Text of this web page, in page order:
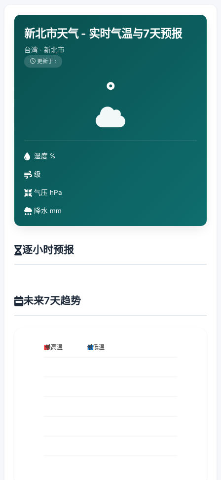
新北市天气 - 实时气温与7天预报
台湾 · 新北市
更新于 :
°
湿度 %
级
气压 hPa
降水 mm
逐小时预报
未来7天趋势